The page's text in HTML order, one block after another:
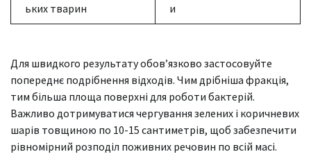
ьких тварин
и
Для швидкого результату обов’язково застосовуйте
попереднє подрібнення відходів. Чим дрібніша фракція,
тим більша площа поверхні для роботи бактерій.
Важливо дотримуватися чергування зелених і коричневих
шарів товщиною по 10-15 сантиметрів, щоб забезпечити
рівномірний розподіл поживних речовин по всій масі.